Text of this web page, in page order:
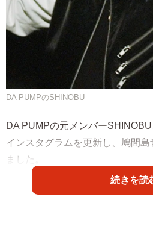
DA PUMPのSHINOBU
DA PUMPの元メンバー
インスタグラムを更新し、鳩間
ました。
忍さんは2006年にDA PUMPを脱
続きを読